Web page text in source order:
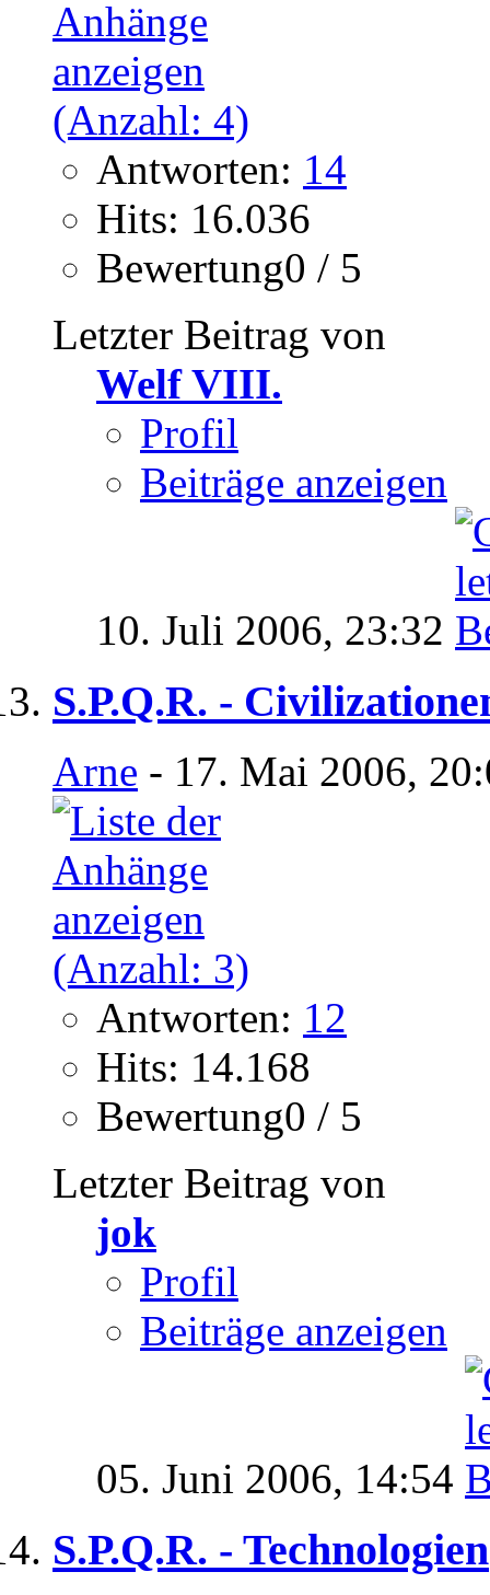
Antworten: 14
Hits: 16.036
Bewertung0 / 5
Letzter Beitrag von
Welf VIII.
Profil
Beiträge anzeigen
10. Juli 2006, 23:32
S.P.Q.R. -
Arne - 17. Mai 2006,
Antworten: 12
Hits: 14.168
Bewertung0 / 5
Letzter Beitrag von
jok
Profil
Beiträge anzeigen
05. Juni 2006, 14:54
S.P.Q.R. - Technologien